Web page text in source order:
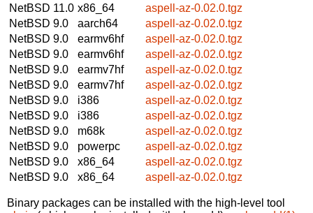
NetBSD 11.0 x86_64
aspell-az-0.02.0.tgz
NetBSD 9.0
aarch64
aspell-az-0.02.0.tgz
NetBSD 9.0
earmv6hf
aspell-az-0.02.0.tgz
NetBSD 9.0
earmv6hf
aspell-az-0.02.0.tgz
NetBSD 9.0
earmv7hf
aspell-az-0.02.0.tgz
NetBSD 9.0
earmv7hf
aspell-az-0.02.0.tgz
NetBSD 9.0
i386
aspell-az-0.02.0.tgz
NetBSD 9.0
i386
aspell-az-0.02.0.tgz
NetBSD 9.0
m68k
aspell-az-0.02.0.tgz
NetBSD 9.0
powerpc
aspell-az-0.02.0.tgz
NetBSD 9.0
x86_64
aspell-az-0.02.0.tgz
NetBSD 9.0
x86_64 aspell-az-0.02.0.tgz
Binary packages can be installed with the high-level tool